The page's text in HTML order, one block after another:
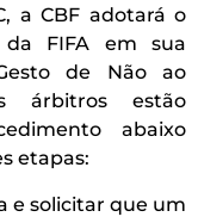
a CBF adotará o
da FIFA em sua
de Não ao
árbitros estão
abaixo
etapas:
e solicitar que um